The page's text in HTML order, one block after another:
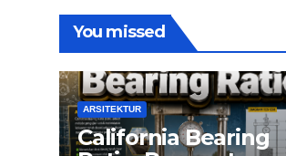
You missed
ARSITEKTUR
California Bearing